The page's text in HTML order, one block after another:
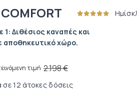
Διθέσιος καναπές και
αποθηκευτικό χώρο.
τιμή 2.198€
σε 12 άτοκες δόσεις